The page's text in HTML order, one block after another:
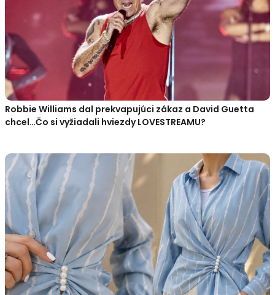
Robbie Williams dal prekvapujúci zákaz a David Guetta
chcel…Čo si vyžiadali hviezdy LOVESTREAMU?